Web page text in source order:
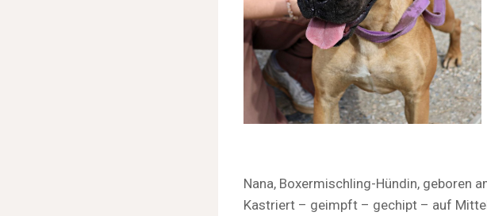
Nana, Boxermischling-Hündin, geboren
Kastriert – geimpft – gechipt – auf